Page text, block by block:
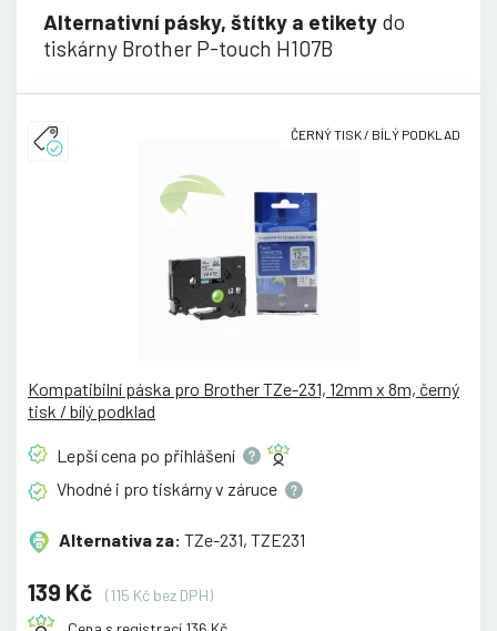
Alternativní pásky, štítky a etikety do
tiskárny Brother P-touch H107B
ČERNÝ TISK / BÍLÝ PODKLAD
Kompatibilní páska pro Brother TZe-231, 12mm x 8m, černý
tisk / bílý podklad
Lepší cena po přihlášení
Vhodné i pro tiskárny v záruce
Alternativa za: TZe-231, TZE231
139 Kč
(115 Kč bez DPH)